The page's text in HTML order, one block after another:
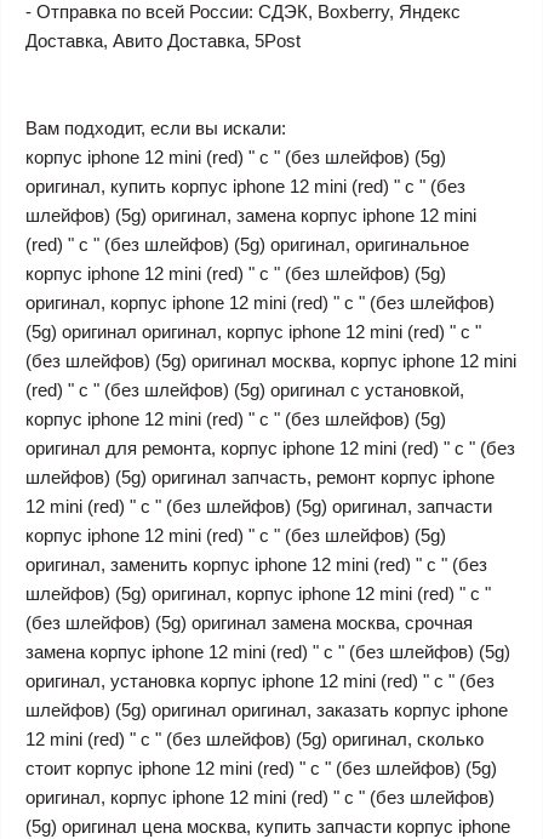
- Отправка по всей России: СДЭК, Boxberry, Яндекс
Доставка, Авито Доставка, 5Post
Вам подходит, если вы искали:
корпус iphone 12 mini (red) " c " (без шлейфов) (5g)
оригинал, купить корпус iphone 12 mini (red) " c " (без
шлейфов) (5g) оригинал, замена корпус iphone 12 mini
(red) " c " (без шлейфов) (5g) оригинал, оригинальное
корпус iphone 12 mini (red) " c " (без шлейфов) (5g)
оригинал, корпус iphone 12 mini (red) " c " (без шлейфов)
(5g) оригинал оригинал, корпус iphone 12 mini (red) " c "
(без шлейфов) (5g) оригинал москва, корпус iphone 12 mini
(red) " c " (без шлейфов) (5g) оригинал с установкой,
корпус iphone 12 mini (red) " c " (без шлейфов) (5g)
оригинал для ремонта, корпус iphone 12 mini (red) " c " (без
шлейфов) (5g) оригинал запчасть, ремонт корпус iphone
12 mini (red) " c " (без шлейфов) (5g) оригинал, запчасти
корпус iphone 12 mini (red) " c " (без шлейфов) (5g)
оригинал, заменить корпус iphone 12 mini (red) " c " (без
шлейфов) (5g) оригинал, корпус iphone 12 mini (red) " c "
(без шлейфов) (5g) оригинал замена москва, срочная
замена корпус iphone 12 mini (red) " c " (без шлейфов) (5g)
оригинал, установка корпус iphone 12 mini (red) " c " (без
шлейфов) (5g) оригинал оригинал, заказать корпус iphone
12 mini (red) " c " (без шлейфов) (5g) оригинал, сколько
стоит корпус iphone 12 mini (red) " c " (без шлейфов) (5g)
оригинал, корпус iphone 12 mini (red) " c " (без шлейфов)
(5g) оригинал цена москва, купить запчасти корпус iphone